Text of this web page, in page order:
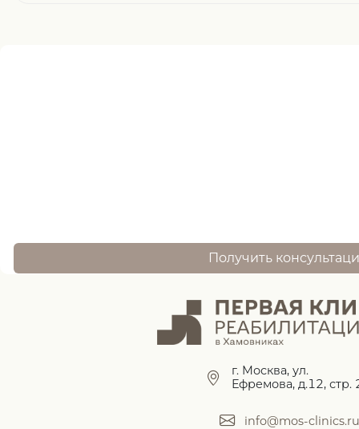
Получить
г. Москва, ул.
Ефремова, д.12, стр.
info@mos-clinics.ru